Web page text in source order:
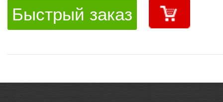
Быстрый заказ